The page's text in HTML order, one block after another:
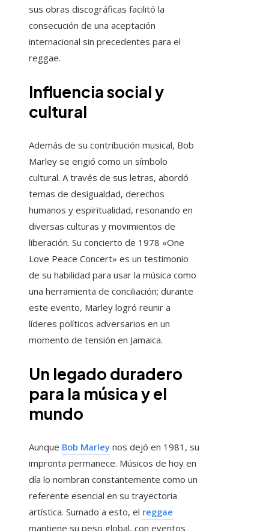
sus obras discográficas facilitó la
consecución de una aceptación
internacional sin precedentes para el
reggae.
Influencia social y
cultural
Además de su contribución musical, Bob
Marley se erigió como un símbolo
cultural. A través de sus letras, abordó
temas de desigualdad, derechos
humanos y espiritualidad, resonando en
diversas culturas y movimientos de
liberación. Su concierto de 1978 «One
Love Peace Concert» es un testimonio
de su habilidad para usar la música como
una herramienta de conciliación; durante
este evento, Marley logró reunir a
líderes políticos adversarios en un
momento de tensión en Jamaica.
Un legado duradero
para la música y el
mundo
Aunque Bob Marley nos dejó en 1981, su
impronta permanece. Músicos de hoy en
día lo nombran constantemente como un
referente esencial en su trayectoria
artística. Sumado a esto, el reggae
mantiene su peso global, con eventos